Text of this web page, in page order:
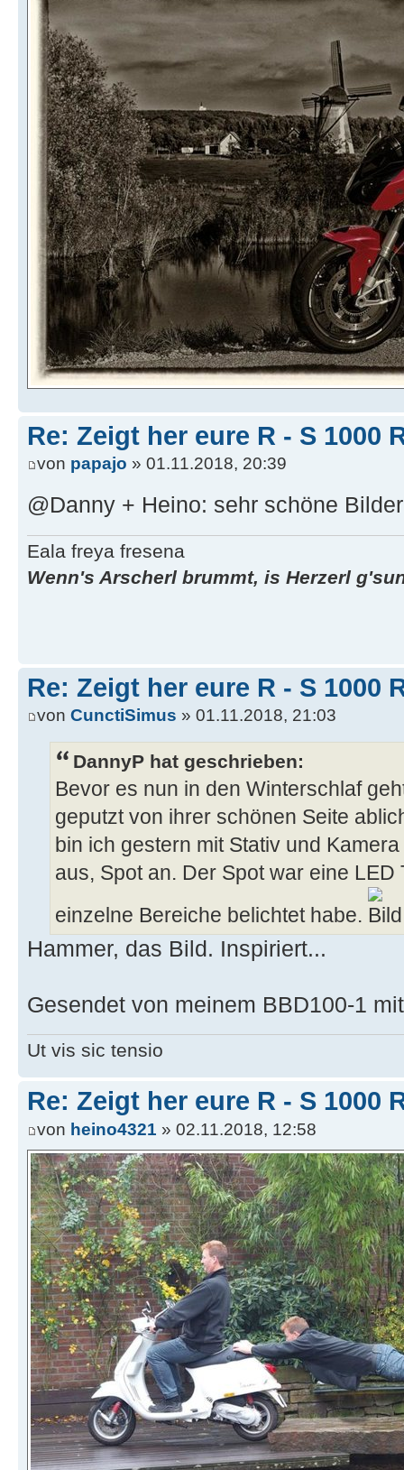
Re: Zeigt her eure R - S 1000
von papajo » 01.11.2018, 20:39
@Danny + Heino: sehr schöne
Eala freya fresena
Wenn's Arscherl brummt, is Herzerl
Re: Zeigt her eure R - S 1000
von CunctiSimus » 01.11.2018, 21:03
DannyP hat geschrieben:
Bevor es nun in den Winterschlaf
geputzt von ihrer schönen Seite
bin ich gestern mit Stativ und
aus, Spot an. Der Spot war eine
einzelne Bereiche belichtet habe.
Hammer, das Bild. Inspiriert...
Gesendet von meinem BBD100-1
Ut vis sic tensio
Re: Zeigt her eure R - S 1000
von heino4321 » 02.11.2018, 12:58